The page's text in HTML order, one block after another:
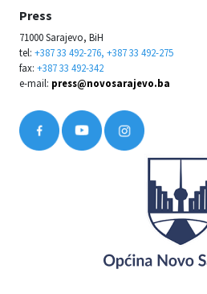
Press
71000 Sarajevo, BiH
tel: +387 33 492-276, +387 33 492-275
fax: +387 33 492-342
e-mail: press@novosarajevo.ba